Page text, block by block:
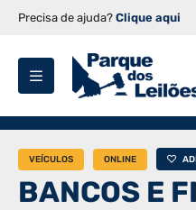
Precisa de ajuda? Clique aqui
VEÍCULOS ONLINE
BANCOS E